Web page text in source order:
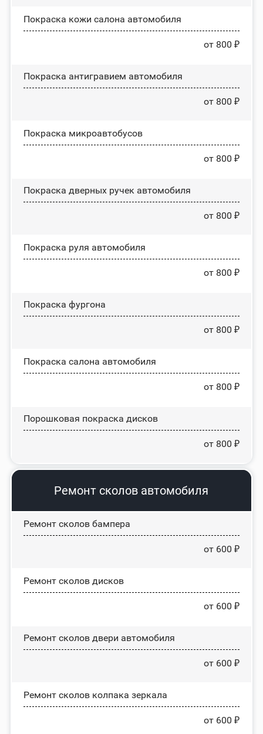
Покраска кожи салона автомобиля
от 800 ₽
Покраска антигравием автомобиля
от 800 ₽
Покраска микроавтобусов
от 800 ₽
Покраска дверных ручек автомобиля
от 800 ₽
Покраска руля автомобиля
от 800 ₽
Покраска фургона
от 800 ₽
Покраска салона автомобиля
от 800 ₽
Порошковая покраска дисков
от 800 ₽
Ремонт сколов автомобиля
Ремонт сколов бампера
от 600 ₽
Ремонт сколов дисков
от 600 ₽
Ремонт сколов двери автомобиля
от 600 ₽
Ремонт сколов колпака зеркала
от 600 ₽